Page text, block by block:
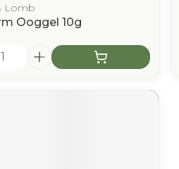
Lomb
Ooggel 10g